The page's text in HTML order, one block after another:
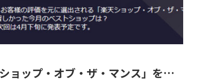
ョップ・オブ・ザ・マンス」を受